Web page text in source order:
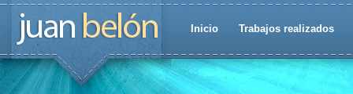
Inicio Trabajos realizados